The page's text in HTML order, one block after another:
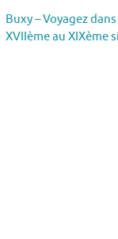
Buxy – Voyagez
XVIIème au XIXème